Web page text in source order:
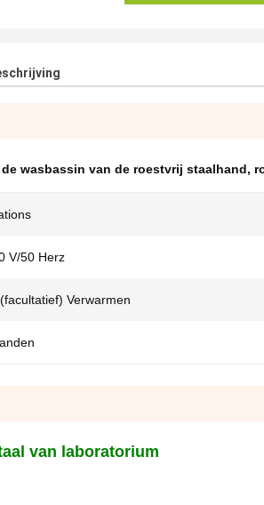
wasbassin van de roestvrij staalhand,
V/50 Herz
Verwarmen
van laboratorium